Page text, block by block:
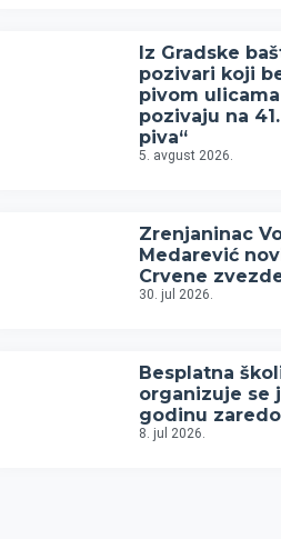
Iz Gradske
pozivari koji
pivom
pozivaju na
piva“
5. avgust 2026.
Zrenjaninac
Medarević
Crvene
30. jul 2026.
Besplatna
organizuje se
godinu
8. jul 2026.